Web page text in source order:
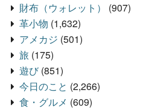
財布（ウォレット）
(907)
革小物 (1,632)
アメカジ (501)
旅 (175)
遊び(851)
今日のこと (2,266)
食・グルメ (609)